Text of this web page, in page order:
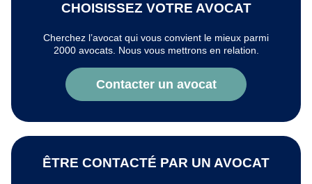
CHOISISSEZ VOTRE AVOCAT
Cherchez l’avocat qui vous convient le mieux parmi
2000 avocats. Nous vous mettrons en relation.
Contacter un avocat
ÊTRE CONTACTÉ PAR UN AVOCAT